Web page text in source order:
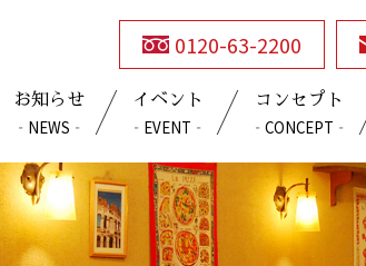
0120-63-2200
お知らせ
‐NEWS‐
イベント
‐EVENT‐
コンセプト
‐CONCEPT‐